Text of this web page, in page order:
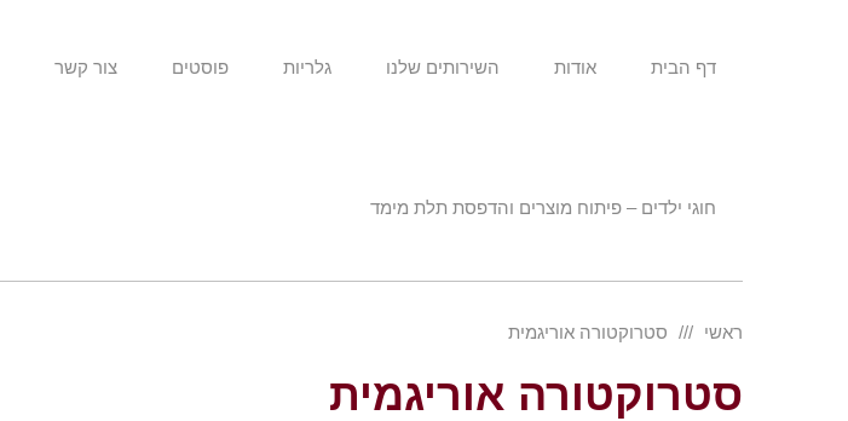
דף הבית אודות השירותים שלנו גלריות פוסטים צור קשר
חוגי ילדים – פיתוח מוצרים והדפסת תלת מימד
ראשי סטרוקטורה אוריגמית
סטרוקטורה אוריגמית